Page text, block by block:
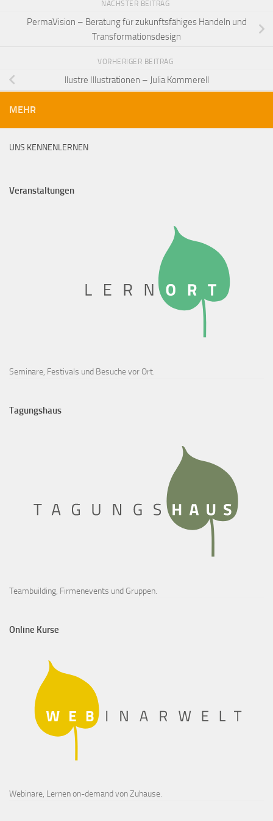
NÄCHSTER BEITRAG
PermaVision – Beratung für zukunftsfähiges Handeln und
Transformationsdesign
VORHERIGER BEITRAG
llustre Illustrationen – Julia Kommerell
MEHR
UNS KENNENLERNEN
Veranstaltungen
Seminare, Festivals und Besuche vor Ort.
Tagungshaus
Teambuilding, Firmenevents und Gruppen.
Online Kurse
Webinare, Lernen on-demand von Zuhause.